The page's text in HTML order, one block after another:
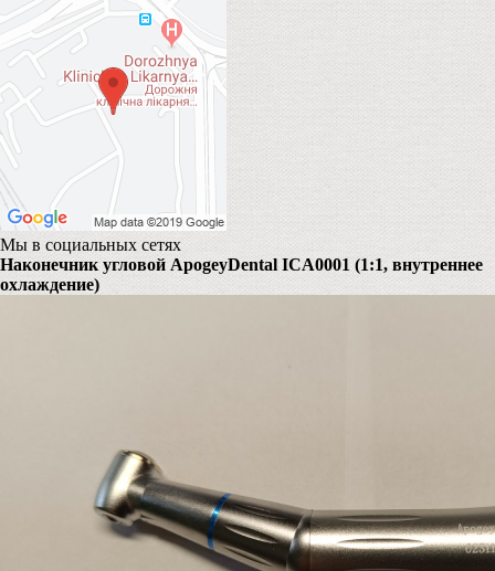
Мы в социальных сетях
Наконечник угловой ApogeyDental ICA0001 (1:1, внутреннее
охлаждение)